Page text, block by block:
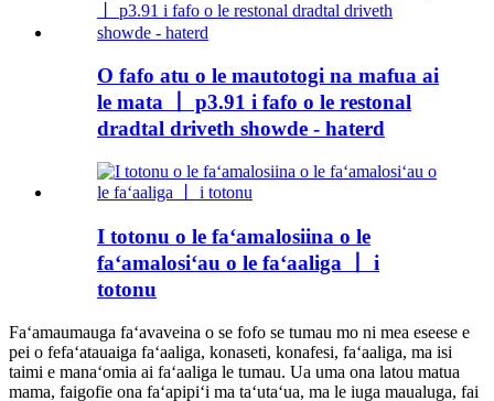
O fafo atu o le mautotogi na mafua ai
le mata 丨 p3.91 i fafo o le restonal
dradtal driveth showde - haterd
I totonu o le faʻamalosiina o le
faʻamalosiʻau o le faʻaaliga 丨 i
totonu
Faʻamaumauga faʻavaveina o se fofo se tumau mo ni mea eseese e
pei o fefaʻatauaiga faʻaaliga, konaseti, konafesi, faʻaaliga, ma isi
taimi e manaʻomia ai faʻaaliga le tumau. Ua uma ona latou matua
mama, faigofie ona faʻapipiʻi ma taʻutaʻua, ma le iuga maualuga, fai